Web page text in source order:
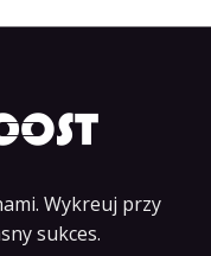
Wykreuj przy
sukces.